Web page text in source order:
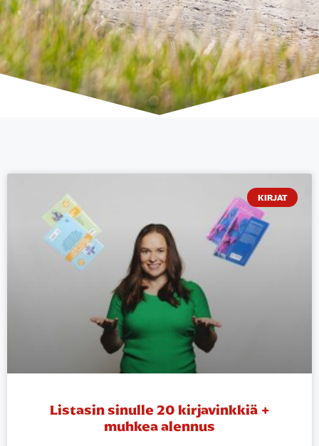
KIRJAT
Listasin sinulle 20 kirjavinkkiä +
muhkea alennus